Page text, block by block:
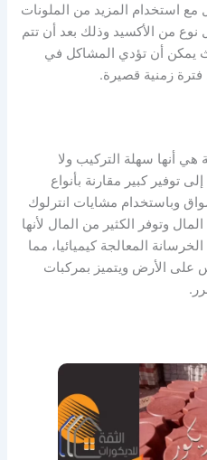
استخدام المزيد من الملونات
نوع من الأكسيد وذلك بعد أن تتم
أن تؤدي المشاكل في
زمنية قصيرة.
هي أنها سهلة التركيب ولا
توفير كبير مقارنة بأنواع
وباستخدام مشايات انترلوك
وتوفر الكثير من المال لأنها
المعالجة كيميائيا، مما
على الأرض ويتميز بمركبات